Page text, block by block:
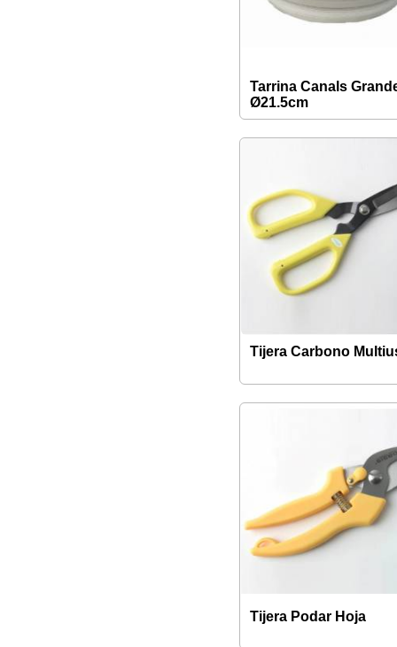
Tarrina Canals
Ø21.5cm
Tijera Carbono
Tijera Podar Hoja